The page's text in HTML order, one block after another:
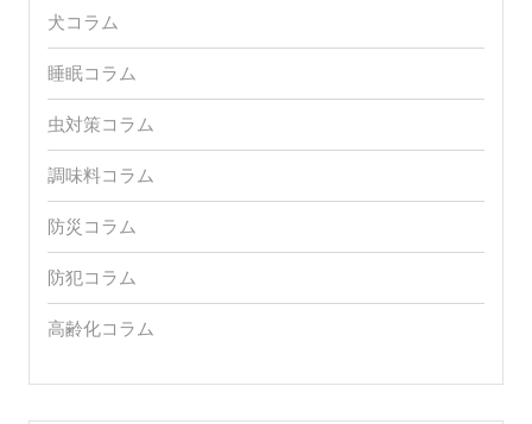
犬コラム
睡眠コラム
虫対策コラム
調味料コラム
防災コラム
防犯コラム
高齢化コラム